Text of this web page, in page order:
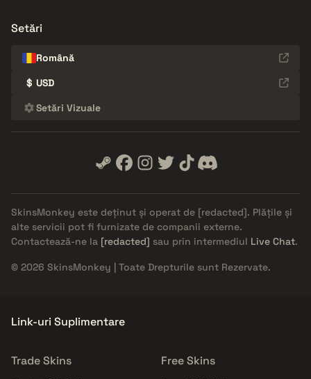
Setări
Română
$ USD
Setări Vizuale
SkinsMonkey este deținut și operat de [redacted]. Plățile și
alte servicii pot fi furnizate de companii externe.
Contactează-ne la [redacted] sau prin intermediul Live Chat.
© 2026 SkinsMonkey | Toate Drepturile sunt Rezervate.
Link-uri Suplimentare
Trade Skins
Free Skins